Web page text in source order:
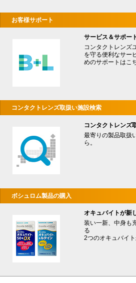
お客様サポート
サービス＆サポー
コンタクトレンズ
を守る便利なサー
めのサポートはこ
コンタクトレンズ取扱い施設検索
コンタクトレンズ
最寄りの製品取扱
ら。
ボシュロム製品の購入
オキュバイトが新
装い一新、中身も
る
2つのオキュバイト